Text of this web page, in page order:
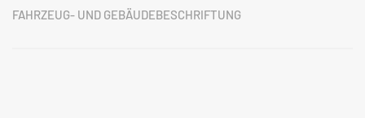
FAHRZEUG- UND GEBÄUDEBESCHRIFTUNG